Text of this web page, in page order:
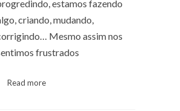
estamos fazendo
criando, mudando,
Mesmo assim nos
frustrados
Read more